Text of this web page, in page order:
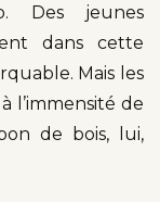
Des jeunes
dans cette
Mais les
l’immensité de
de bois, lui,